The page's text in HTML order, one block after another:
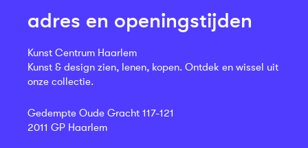
adres en openingstijden
Kunst Centrum Haarlem
Kunst & design zien, lenen, kopen. Ontdek en wissel uit
onze collectie.
Gedempte Oude Gracht 117-121
2011 GP Haarlem